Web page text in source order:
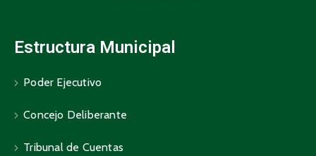
Estructura Municipal
Poder Ejecutivo
Concejo Deliberante
Tribunal de Cuentas